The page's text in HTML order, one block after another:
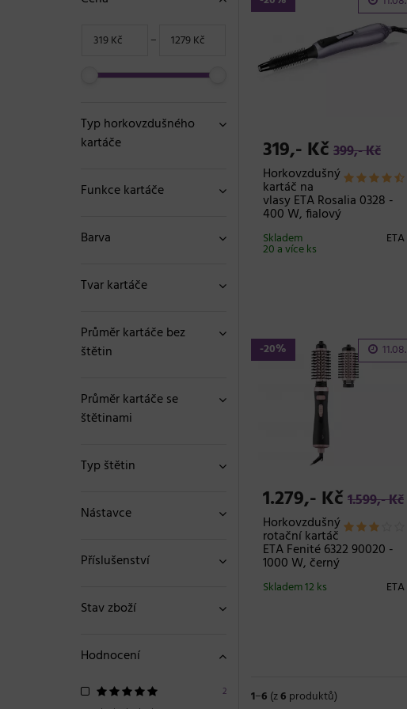
−
Typ horkovzdušného
kartáče
Funkce kartáče
Barva
Tvar kartáče
Průměr kartáče bez
štětin
Průměr kartáče se
štětinami
Typ štětin
Nástavce
Příslušenství
Stav zboží
Hodnocení
2
319,- Kč 399,- Kč
Horkovzdušný
kartáč na
vlasy ETA Rosalia 0328 -
400 W, fialový
ETA
Skladem
20 a více ks
-20% 11.08.
1.279,- Kč 1.599,- Kč
Horkovzdušný
rotační kartáč
ETA Fenité 6322 90020 -
1000 W, černý
ETA
Skladem 12 ks
1−6 (z6 produktů)